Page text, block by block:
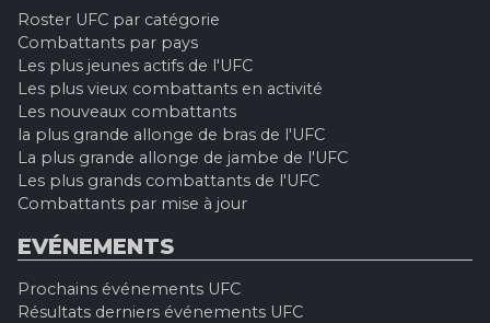
Roster UFC par catégorie
Combattants par pays
Les plus jeunes actifs de l'UFC
Les plus vieux combattants en activité
Les nouveaux combattants
la plus grande allonge de bras de l'UFC
La plus grande allonge de jambe de l'UFC
Les plus grands combattants de l'UFC
Combattants par mise à jour
EVÉNEMENTS
Prochains événements UFC
Résultats derniers événements UFC